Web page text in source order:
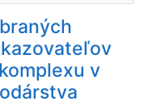
v